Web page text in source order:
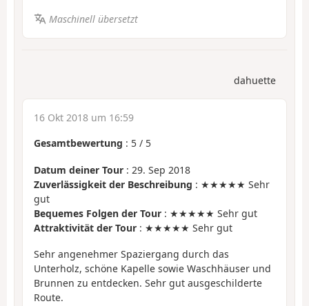
Maschinell übersetzt
dahuette
16 Okt 2018 um 16:59
Gesamtbewertung : 5 / 5
Datum deiner Tour : 29. Sep 2018
Zuverlässigkeit der Beschreibung : ★★★★★ Sehr
gut
Bequemes Folgen der Tour : ★★★★★ Sehr gut
Attraktivität der Tour : ★★★★★ Sehr gut
Sehr angenehmer Spaziergang durch das
Unterholz, schöne Kapelle sowie Waschhäuser und
Brunnen zu entdecken. Sehr gut ausgeschilderte
Route.